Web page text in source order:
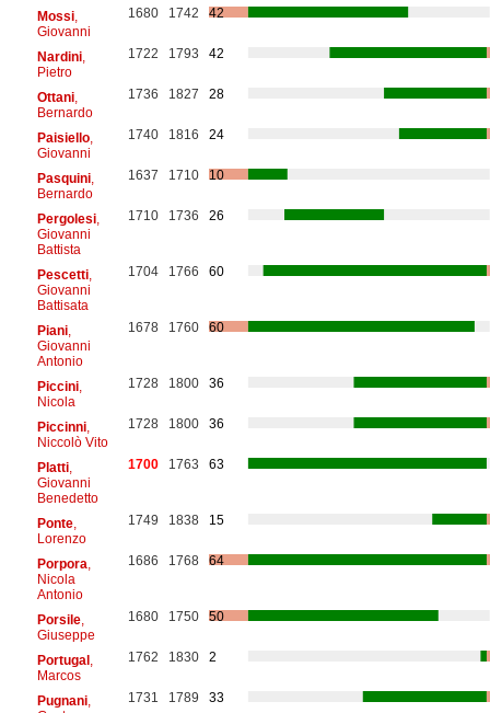
Mossi,
Giovanni
1680 1742 42
Nardini,
Pietro
1722 1793 42
Ottani,
Bernardo
1736 1827 28
Paisiello,
Giovanni
1740 1816 24
Pasquini,
Bernardo
1637 1710 10
Pergolesi,
Giovanni
Battista
1710 1736 26
Pescetti,
Giovanni
Battisata
1704 1766 60
Piani,
Giovanni
Antonio
1678 1760 60
Piccini,
Nicola
1728 1800 36
Piccinni,
Niccolò Vito
1728 1800 36
Platti,
Giovanni
Benedetto
1700 1763 63
Ponte,
Lorenzo
1749 1838 15
Porpora
Nicola
Antonio
1686 1768 64
Porsile,
Giuseppe
1680 1750 50
Portugal,
Marcos
1762 1830 2
Pugnani,
1731 1789 33